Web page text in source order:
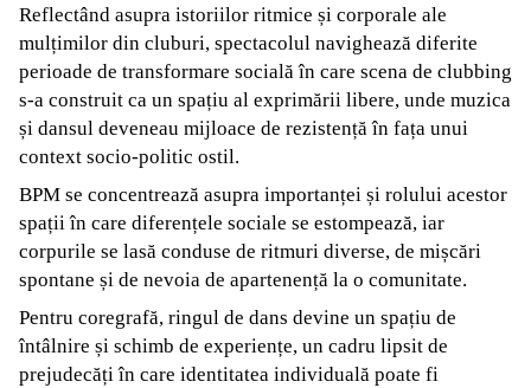
Reflectând asupra istoriilor ritmice și corporale ale
mulțimilor din cluburi, spectacolul navighează diferite
perioade de transformare socială în care scena de clubbing
s-a construit ca un spațiu al exprimării libere, unde muzica
și dansul deveneau mijloace de rezistență în fața unui
context socio-politic ostil.
BPM se concentrează asupra importanței și rolului acestor
spații în care diferențele sociale se estompează, iar
corpurile se lasă conduse de ritmuri diverse, de mișcări
spontane și de nevoia de apartenență la o comunitate.
Pentru coregrafă, ringul de dans devine un spațiu de
întâlnire și schimb de experiențe, un cadru lipsit de
prejudecăți în care identitatea individuală poate fi